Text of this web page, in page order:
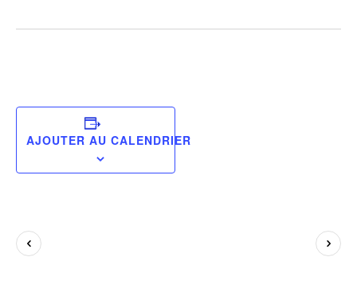
AJOUTER AU CALENDRIER
Évènement